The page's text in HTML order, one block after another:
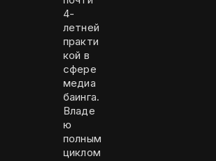
4-
летней
практи
кой в
сфере
медиа
баинга.
Владе
ю
полным
циклом